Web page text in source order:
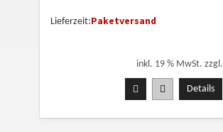
Lieferzeit:Paketversand
inkl. 19 % MwSt. zzgl.
Details